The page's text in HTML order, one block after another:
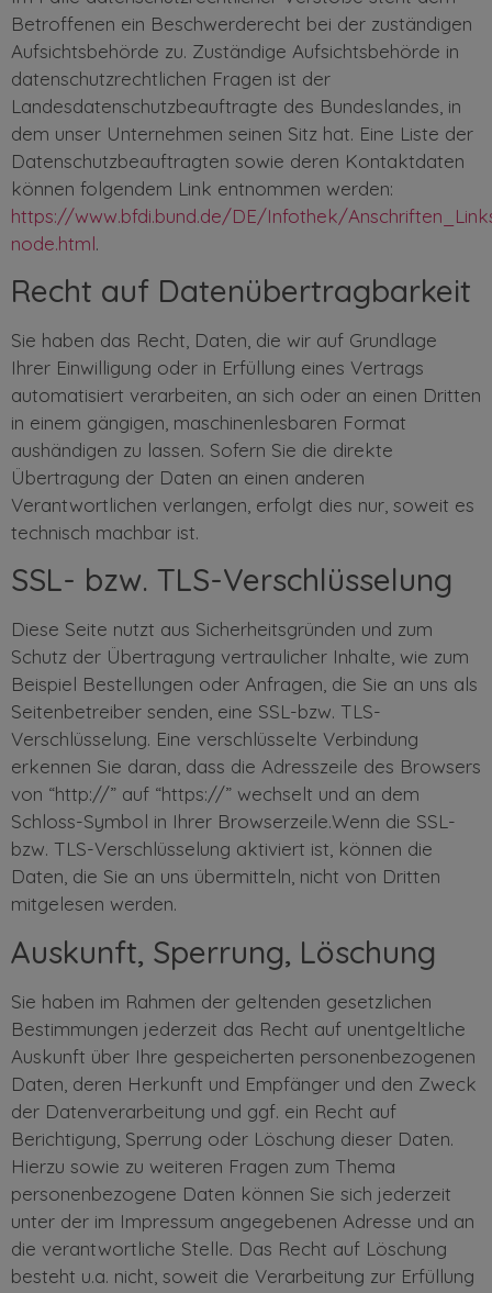
Betroffenen ein Beschwerderecht bei der zuständigen
Aufsichtsbehörde zu. Zuständige Aufsichtsbehörde in
datenschutzrechtlichen Fragen ist der
Landesdatenschutzbeauftragte des Bundeslandes, in
dem unser Unternehmen seinen Sitz hat. Eine Liste der
Datenschutzbeauftragten sowie deren Kontaktdaten
können folgendem Link entnommen werden:
https://www.bfdi.bund.de/DE/Infothek/
node.html.
Recht auf Datenübertragbarkeit
Sie haben das Recht, Daten, die wir auf Grundlage
Ihrer Einwilligung oder in Erfüllung eines Vertrags
automatisiert verarbeiten, an sich oder an einen Dritten
in einem gängigen, maschinenlesbaren Format
aushändigen zu lassen. Sofern Sie die direkte
Übertragung der Daten an einen anderen
Verantwortlichen verlangen, erfolgt dies nur, soweit es
technisch machbar ist.
SSL- bzw. TLS-Verschlüsselung
Diese Seite nutzt aus Sicherheitsgründen und zum
Schutz der Übertragung vertraulicher Inhalte, wie zum
Beispiel Bestellungen oder Anfragen, die Sie an uns als
Seitenbetreiber senden, eine SSL-bzw. TLS-
Verschlüsselung. Eine verschlüsselte Verbindung
erkennen Sie daran, dass die Adresszeile des Browsers
von “http://” auf “https://” wechselt und an dem
Schloss-Symbol in Ihrer Browserzeile.Wenn die SSL-
bzw. TLS-Verschlüsselung aktiviert ist, können die
Daten, die Sie an uns übermitteln, nicht von Dritten
mitgelesen werden.
Auskunft, Sperrung, Löschung
Sie haben im Rahmen der geltenden gesetzlichen
Bestimmungen jederzeit das Recht auf unentgeltliche
Auskunft über Ihre gespeicherten personenbezogenen
Daten, deren Herkunft und Empfänger und den Zweck
der Datenverarbeitung und ggf. ein Recht auf
Berichtigung, Sperrung oder Löschung dieser Daten.
Hierzu sowie zu weiteren Fragen zum Thema
personenbezogene Daten können Sie sich jederzeit
unter der im Impressum angegebenen Adresse und an
die verantwortliche Stelle. Das Recht auf Löschung
besteht u.a. nicht, soweit die Verarbeitung zur Erfüllung